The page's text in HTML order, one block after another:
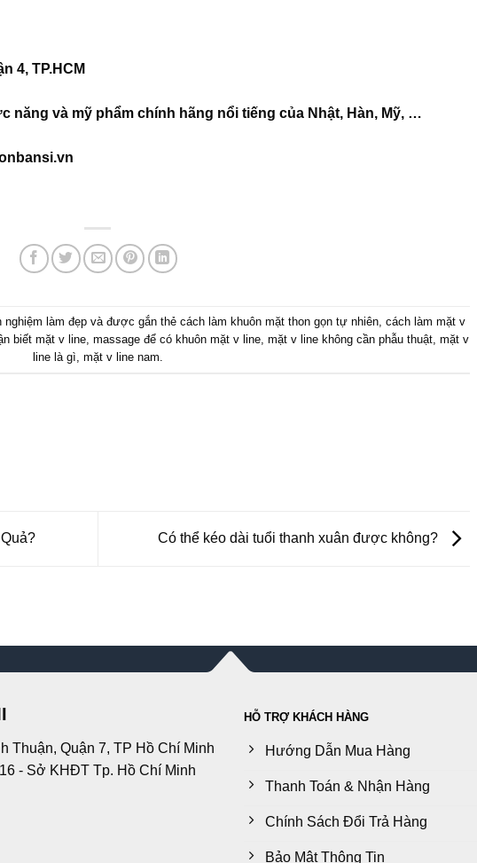
4, TP.HCM
năng và mỹ phẩm chính hãng nổi tiếng của Nhật, Hàn, Mỹ, …
nghiệm làm đẹp và được gắn thẻ cách làm khuôn mặt thon gọn tự nhiên cách làm mặt v
biết mặt v line massage để có khuôn mặt v line mặt v line không cần phẫu thuật mặt v
line là gì mặt v line nam
Có thể kéo dài tuổi thanh xuân được không?
Thuận, Quận 7, TP Hồ Chí Minh
- Sở KHĐT Tp. Hồ Chí Minh
HỖ TRỢ KHÁCH HÀNG
Hướng Dẫn Mua Hàng
Thanh Toán & Nhận Hàng
Chính Sách Đổi Trả Hàng
Bảo Mật Thông Tin